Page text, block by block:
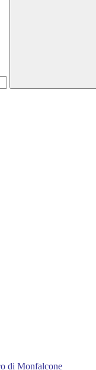
di Monfalcone